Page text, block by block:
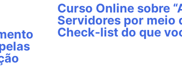
Curso Online sobre
Servidores por meio
Check-list do que